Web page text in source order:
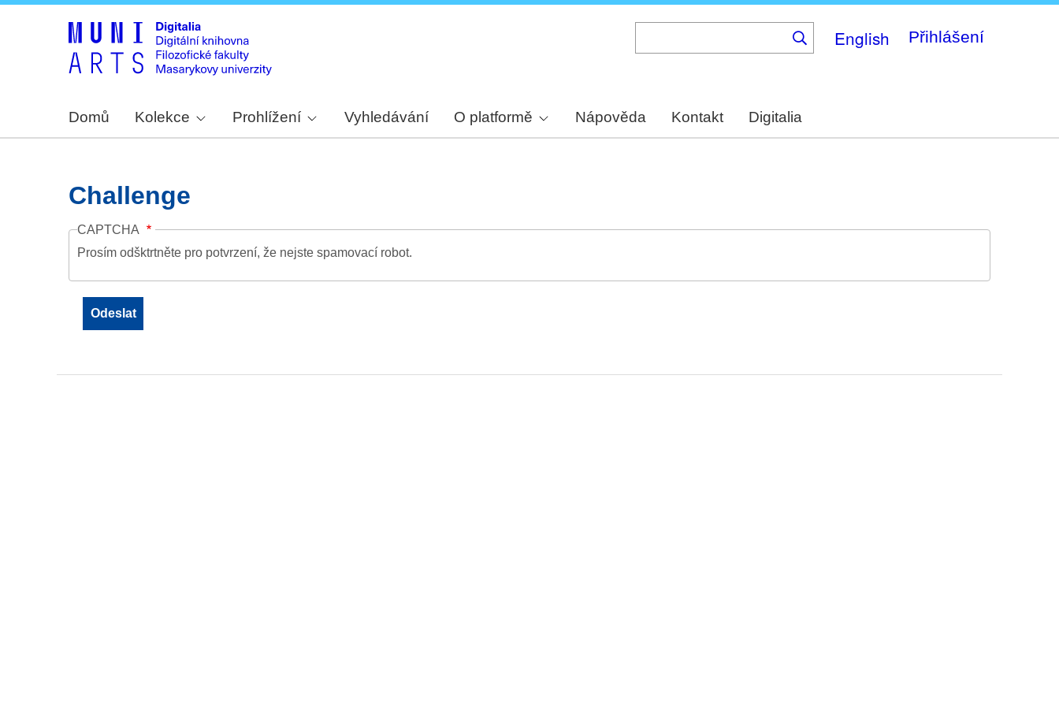
English Přihlášení
Domů Kolekce Prohlížení Vyhledávání O platformě Nápověda Kontakt Digitalia
Challenge
CAPTCHA
Prosím odšktrtněte pro potvrzení, že nejste spamovací robot.